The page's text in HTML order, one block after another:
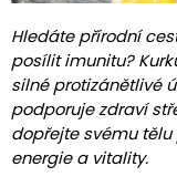
Hledáte přírodní
posílit imunitu?
silné protizánětlivé
podporuje zdraví
dopřejte svému tělu
energie a vitality.